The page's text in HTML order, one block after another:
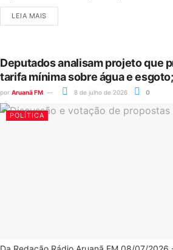
LEIA MAIS
Deputados analisam projeto que
tarifa mínima sobre água e
por Aruanã FM 8 de julho de 2026 0
POLÍTICA